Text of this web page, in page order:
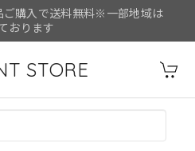
ご購入で送料無料※一部地域は
おります
STORE